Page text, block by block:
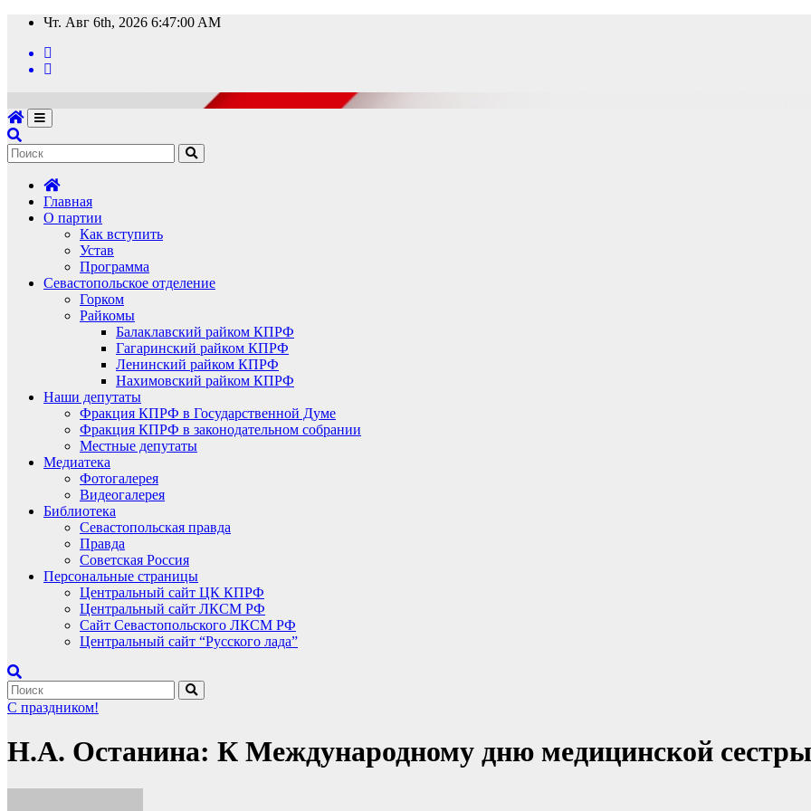
Перейти
содержимому
Чт. Авг 6th, 2026 6:47:01 AM
Главная
О партии
Как вступить
Устав
Программа
Севастопольское отделение
Горком
Райкомы
Балаклавский райком КПРФ
Гагаринский райком КПРФ
Ленинский райком КПРФ
Нахимовский райком КПРФ
Наши депутаты
Фракция КПРФ в Государственной Думе
Фракция КПРФ в законодательном собрании
Местные депутаты
Медиатека
Фотогалерея
Видеогалерея
Библиотека
Севастопольская правда
Правда
Советская Россия
Персональные страницы
Центральный сайт ЦК КПРФ
Центральный сайт ЛКСМ РФ
Сайт Севастопольского ЛКСМ РФ
Центральный сайт “Русского лада”
С праздником!
Н.А. Останина: К Международному дню медицинской сестры